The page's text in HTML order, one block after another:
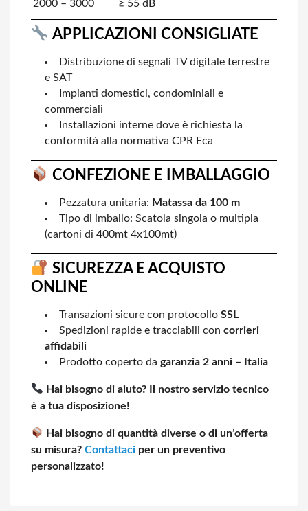
2000 – 3000 ≥ 55 dB
APPLICAZIONI CONSIGLIATE
Distribuzione di segnali TV digitale terrestre
e SAT
Impianti domestici, condominiali e
commerciali
Installazioni interne dove è richiesta la
conformità alla normativa CPR Eca
CONFEZIONE E IMBALLAGGIO
Pezzatura unitaria: Matassa da 100 m
Tipo di imballo: Scatola singola o multipla
(cartoni di 400mt 4x100mt)
SICUREZZA E ACQUISTO
ONLINE
Transazioni sicure con protocollo SSL
Spedizioni rapide e tracciabili con corrieri
affidabili
Prodotto coperto da garanzia 2 anni – Italia
Hai bisogno di aiuto? Il nostro servizio tecnico
è a tua disposizione!
Hai bisogno di quantità diverse o di un’offerta
su misura? Contattaci per un preventivo
personalizzato!